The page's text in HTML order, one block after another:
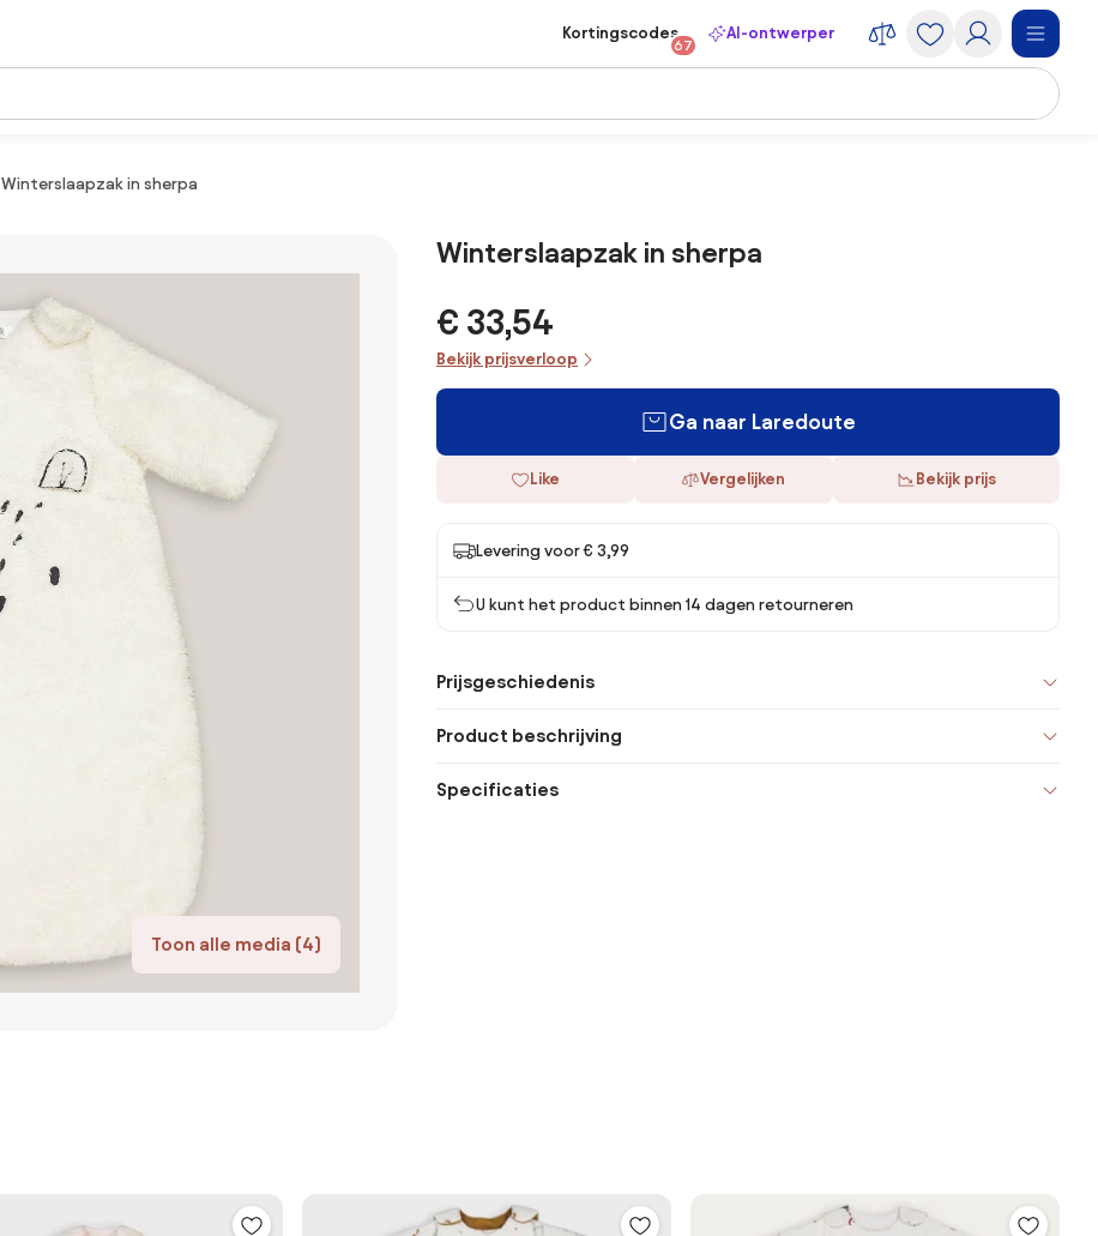
Kortingscodes
67
AI-ontwerper
Winterslaapzak in sherpa
Toon alle media (4)
Winterslaapzak in sherpa
€ 33,54
Bekijk prijsverloop
Ga naar Laredoute
Like Vergelijken Bekijk prijs
Levering voor € 3,99
U kunt het product binnen 14 dagen retourneren
Prijsgeschiedenis
Product beschrijving
Specificaties